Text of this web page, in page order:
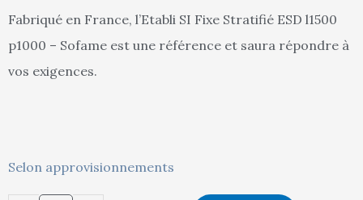
Fabriqué en France, l’Etabli SI Fixe Stratifié ESD l1500
p1000 – Sofame est une référence et saura répondre à
vos exigences.
Selon approvisionnements
quantité